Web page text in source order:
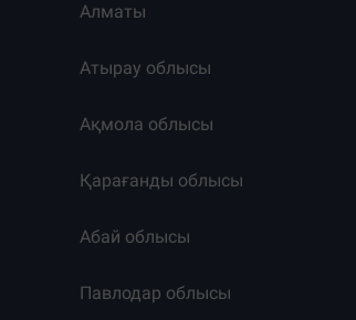
Алматы
Атырау облысы
Ақмола облысы
Қарағанды облысы
Абай облысы
Павлодар облысы